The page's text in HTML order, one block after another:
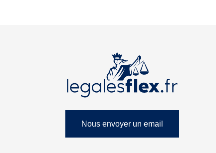
Nous envoyer un email